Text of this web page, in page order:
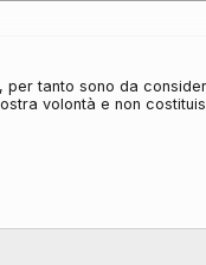
tanto sono da
volontà e non